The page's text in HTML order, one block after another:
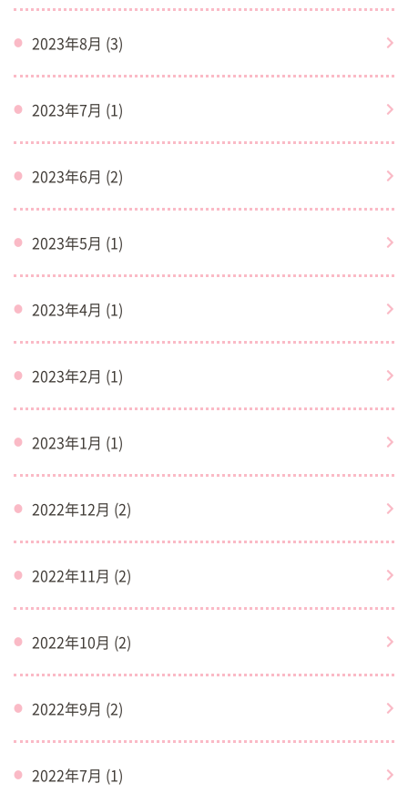
2023年8月 (3)
2023年7月 (1)
2023年6月 (2)
2023年5月 (1)
2023年4月 (1)
2023年2月 (1)
2023年1月 (1)
2022年12月 (2)
2022年11月 (2)
2022年10月 (2)
2022年9月 (2)
2022年7月 (1)